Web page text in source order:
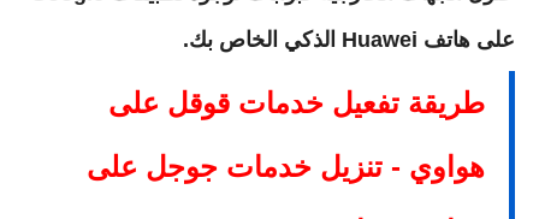
على هاتف Huawei الذكي الخاص بك.
طريقة تفعيل خدمات قوقل على
هواوي - تنزيل خدمات جوجل على